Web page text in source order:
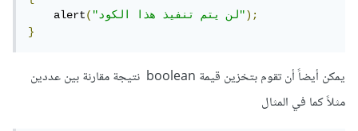
    alert
( "لن يتم تنفيذ هذا الكود");
}
يمكن أيضاً أن تقوم بتخزين قيمة boolean نتيجة مقارنة بين عددين
مثلاً كما في المثال